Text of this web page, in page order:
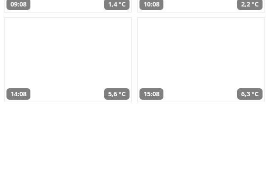
09:08 1,4 °C 10:08 2,2 °C
14:08 5,6 °C 15:08 6,3 °C